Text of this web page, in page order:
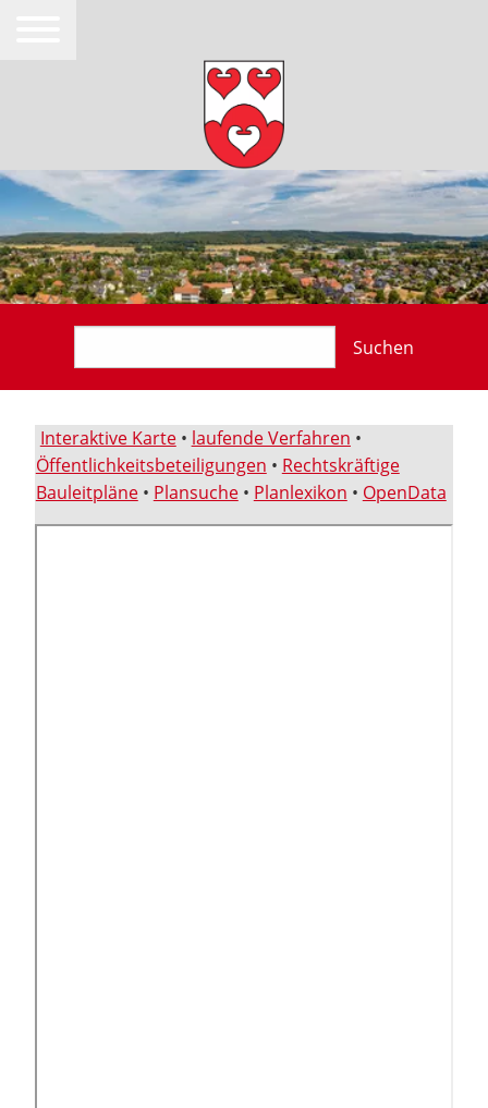
Suchen
Interaktive Karte• laufende Verfahren •
Öffentlichkeitsbeteiligungen • Rechtskräftige
Bauleitpläne• Plansuche• Planlexikon • OpenData